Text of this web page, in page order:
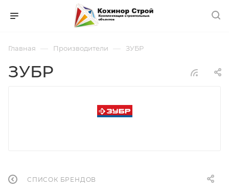
Главная — Производители — ЗУБР
ЗУБР
СПИСОК БРЕНДОВ